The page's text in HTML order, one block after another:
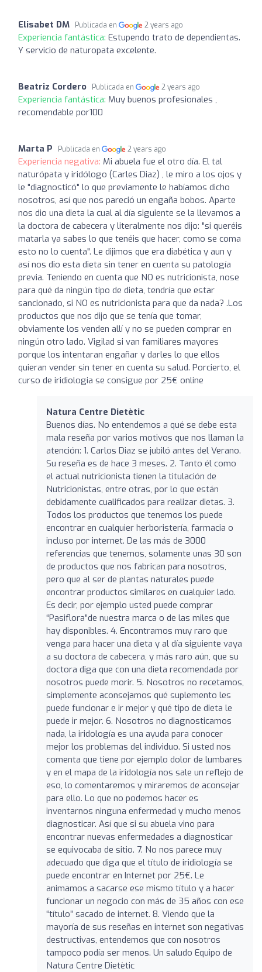
Elisabet DM Publicada en 2 years ago
Experiencia fantástica: Estupendo trato de dependientas.
Y servicio de naturopata excelente.
Beatriz Cordero Publicada en 2 years ago
Experiencia fantástica: Muy buenos profesionales ,
recomendable por100
Marta P Publicada en 2 years ago
Experiencia negativa: Mi abuela fue el otro día. El tal
naturópata y iridólogo (Carles Diaz) , le miro a los ojos y
le "diagnosticó" lo que previamente le habíamos dicho
nosotros, así que nos pareció un engaña bobos. Aparte
nos dio una dieta la cual al día siguiente se la llevamos a
la doctora de cabecera y literalmente nos dijo: "si queréis
matarla ya sabes lo que tenéis que hacer, como se coma
esto no lo cuenta". Le dijimos que era diabética y aun y
así nos dio esta dieta sin tener en cuenta su patología
previa. Teniendo en cuenta que NO es nutricionista, nose
para qué da ningún tipo de dieta, tendría que estar
sancionado, si NO es nutricionista para que da nada? .Los
productos que nos dijo que se tenía que tomar,
obviamente los venden allí y no se pueden comprar en
ningún otro lado. Vigilad si van familiares mayores
porque los intentaran engañar y darles lo que ellos
quieran vender sin tener en cuenta su salud. Porcierto, el
curso de iridiologia se consigue por 25€ online
Natura Centre Dietètic
Buenos días. No entendemos a qué se debe esta
mala reseña por varios motivos que nos llaman la
atención: 1. Carlos Diaz se jubiló antes del Verano.
Su reseña es de hace 3 meses. 2. Tanto él como
el actual nutricionista tienen la titulación de
Nutricionistas, entre otras, por lo que están
debidamente cualificados para realizar dietas. 3.
Todos los productos que tenemos los puede
encontrar en cualquier herboristería, farmacia o
incluso por internet. De las más de 3000
referencias que tenemos, solamente unas 30 son
de productos que nos fabrican para nosotros,
pero que al ser de plantas naturales puede
encontrar productos similares en cualquier lado.
Es decir, por ejemplo usted puede comprar
“Pasiflora”de nuestra marca o de las miles que
hay disponibles. 4. Encontramos muy raro que
venga para hacer una dieta y al día siguiente vaya
a su doctora de cabecera, y más raro aún, que su
doctora diga que con una dieta recomendada por
nosotros puede morir. 5. Nosotros no recetamos,
simplemente aconsejamos qué suplemento les
puede funcionar e ir mejor y qué tipo de dieta le
puede ir mejor. 6. Nosotros no diagnosticamos
nada, la iridología es una ayuda para conocer
mejor los problemas del individuo. Si usted nos
comenta que tiene por ejemplo dolor de lumbares
y en el mapa de la iridología nos sale un reflejo de
eso, lo comentaremos y miraremos de aconsejar
para ello. Lo que no podemos hacer es
inventarnos ninguna enfermedad y mucho menos
diagnosticar. Así que si su abuela vino para
encontrar nuevas enfermedades a diagnosticar
se equivocaba de sitio. 7. No nos parece muy
adecuado que diga que el título de iridiología se
puede encontrar en Internet por 25€. Le
animamos a sacarse ese mismo título y a hacer
funcionar un negocio con más de 35 años con ese
“título” sacado de internet. 8. Viendo que la
mayoría de sus reseñas en internet son negativas
destructivas, entendemos que con nosotros
tampoco podía ser menos. Un saludo Equipo de
Natura Centre Dietètic